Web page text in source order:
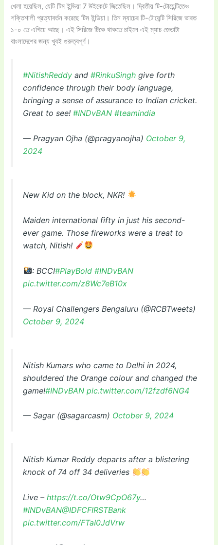
খেলা হয়েছিল, যেটি টিম ইন্ডিয়া 7 উইকেটে জিতেছিল। দ্বিতীয় টি-টোয়েন্টিতেও
শক্তিশালী প্রত্যাবর্তন করেছে টিম ইন্ডিয়া। তিন ম্যাচের টি-টোয়েন্টি সিরিজে ভারত
১-০ তে এগিয়ে আছে। এই সিরিজে টিকে থাকতে চাইলে এই ম্যাচ জেতাটা
বাংলাদেশের জন্য খুবই গুরুত্বপূর্ণ।
#NitishReddy and#RinkuSingh give forth
confidence through their body language,
bringing a sense of assurance to Indian cricket.
Great to see!#INDvBAN #teamindia
— Pragyan Ojha (@pragyanojha) October 9,
2024
New Kid on the block, NKR!
Maiden international fifty in just his second-
ever game. Those fireworks were a treat to
watch, Nitish!
: BCCI#PlayBold #INDvBAN
pic.twitter.com/z8Wc7eB10x
— Royal Challengers Bengaluru (@RCBTweets)
October 9, 2024
Nitish Kumars who came to Delhi in 2024,
shouldered the Orange colour and changed the
game!#INDvBAN pic.twitter.com/12fzdf6NG4
— Sagar (@sagarcasm) October 9, 2024
Nitish Kumar Reddy departs after a blistering
knock of 74 off 34 deliveries
Live –https://t.co/Otw9CpO67y…
#INDvBAN@IDFCFIRSTBank
pic.twitter.com/FTaI0JdVrw